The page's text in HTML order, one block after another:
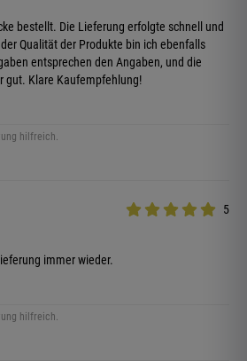
bestellt. Die Lieferung erfolgte schnell und
Qualität der Produkte bin ich ebenfalls
entsprechen den Angaben, und die
gut. Klare Kaufempfehlung!
hilfreich.
5
immer wieder.
hilfreich.